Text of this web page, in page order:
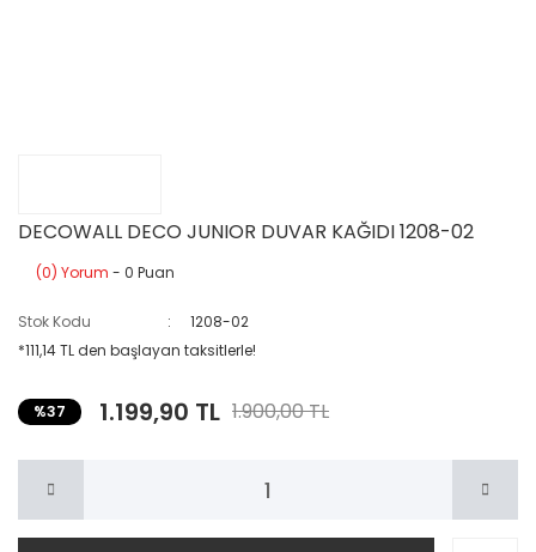
DECOWALL DECO JUNIOR DUVAR KAĞIDI 1208-02
(0) Yorum - 0 Puan
Stok Kodu
1208-02
*111,14 TL den başlayan taksitlerle!
%37 1.199,90 TL 1.900,00 TL